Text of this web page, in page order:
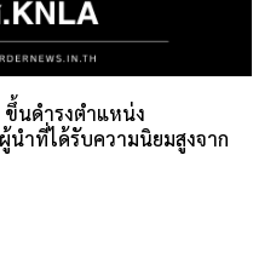
ขึ้นดำรงตำแหน่ง
นำที่ได้รับความนิยมสูงจาก